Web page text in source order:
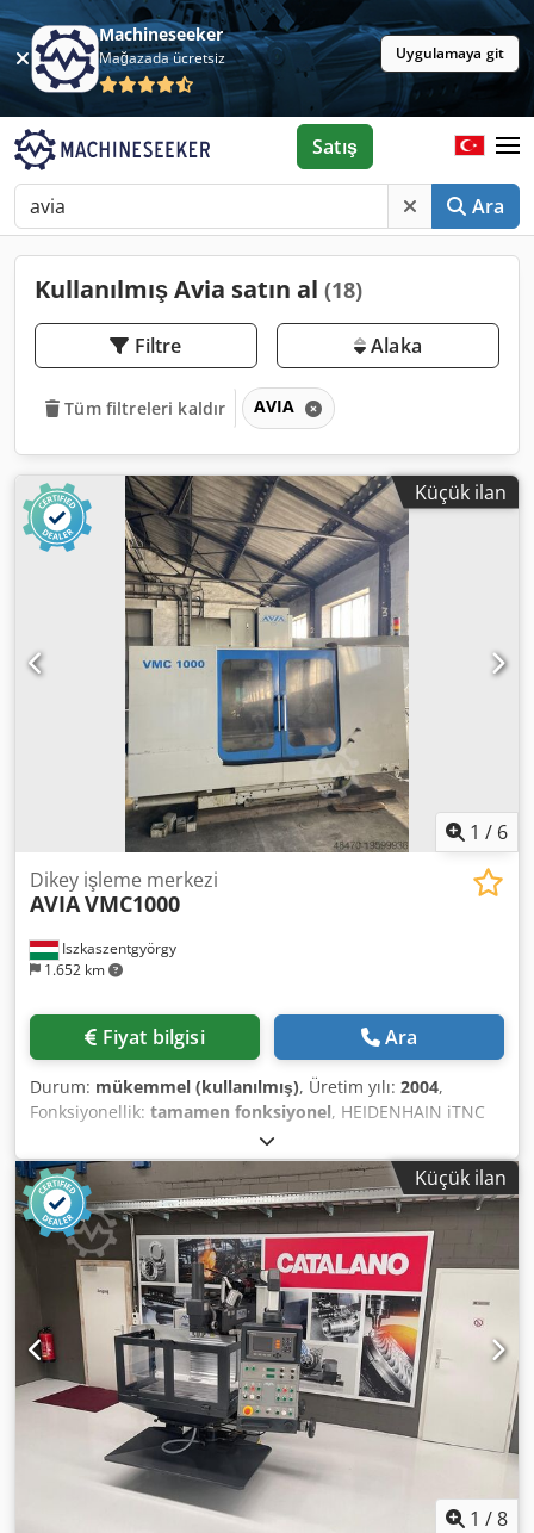
Machineseeker
Mağazada ücretsiz Uygulamaya git
Ara
Satış
Kullanılmış Avia satın al (18)
Filtre Alaka
Tüm filtreleri kaldır AVIA
Küçük ilan
1 / 6
Iszkaszentgyörgy
1.652 km
Dikey işleme merkezi
AVIAVMC1000
Fiyat bilgisi Ara
Durum: mükemmel (kullanılmış), Üretim yılı: 2004,
Fonksiyonellik: tamamen fonksiyonel, HEIDENHAIN iTNC
530 kontrol sistemi Tabla ölçüsü: 1200 x 540 mm Tabla
taşıma kapasitesi: 1000 kg X ekseni yolu: 1000 mm Y ekseni
yolu: 540 mm Z ekseni yolu: 620 mm Dcjdpfx Asw Afwajc
Iok İş mili ile tabla yüzeyi arasındaki mesafe: 150 – 770 mm
Devir hızı: 10000 dev/dak Takım bağlantısı: SK40 Tahrik
gücü: 10 / 17 kW 30’lu takım magazini Hızlı hareket X/Y: 35
m/dak Maks. ilerleme: 12000 mm/dak Ağırlık: 5300 kg
Ölçüler (UxGxY): 2910 x 2500 x 2850 mm Aksesuarlar,
Donanımlar: - Soğutma sistemi - Talaş konveyörü - Elektrikli
el çarkı - Dokümantasyon Makine bakım atölyesinde
kullanıldı. Az kullanılmıştır. Çok iyi durumda.
Küçük ilan
1 /8